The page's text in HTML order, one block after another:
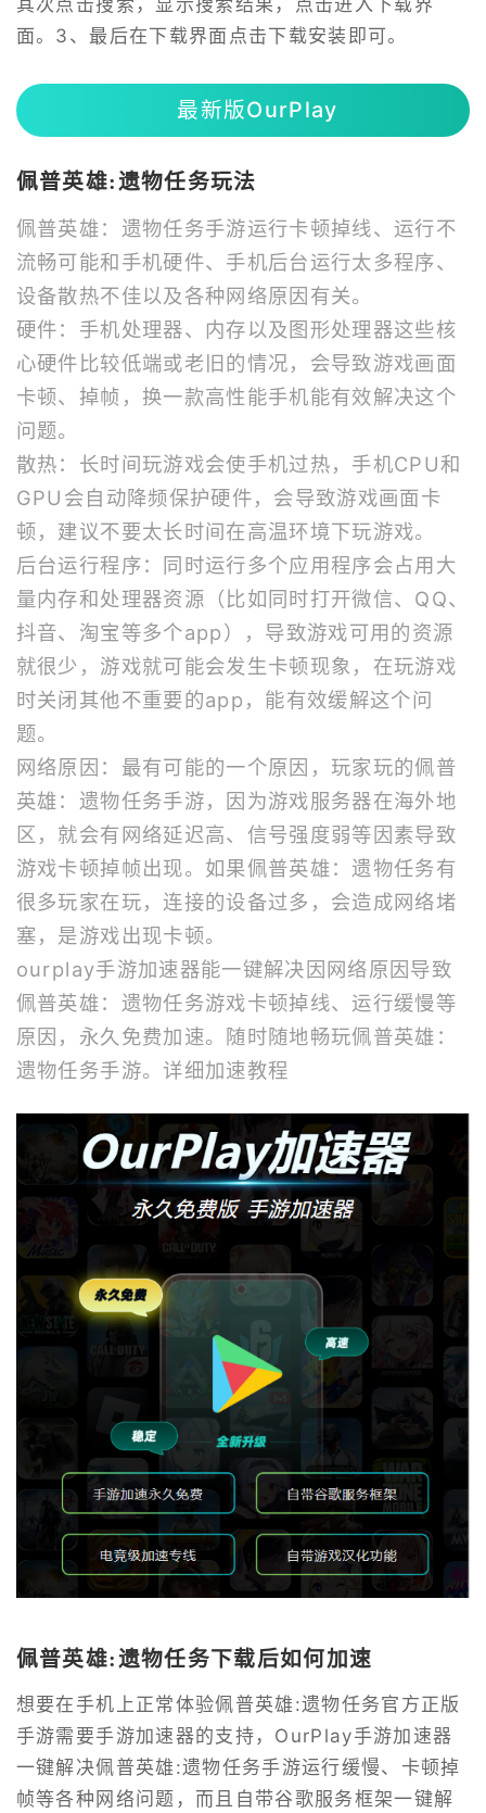
面。3、最后在下载界面点击下载安装即可。
最新版OurPlay
佩普英雄:遗物任务玩法
佩普英雄：遗物任务手游运行卡顿掉线、运行不
流畅可能和手机硬件、手机后台运行太多程序、
设备散热不佳以及各种网络原因有关。
硬件：手机处理器、内存以及图形处理器这些核
心硬件比较低端或老旧的情况，会导致游戏画面
卡顿、掉帧，换一款高性能手机能有效解决这个
问题。
散热：长时间玩游戏会使手机过热，手机CPU和
GPU会自动降频保护硬件，会导致游戏画面卡
顿，建议不要太长时间在高温环境下玩游戏。
后台运行程序：同时运行多个应用程序会占用大
量内存和处理器资源（比如同时打开微信、QQ、
抖音、淘宝等多个app），导致游戏可用的资源
就很少，游戏就可能会发生卡顿现象，在玩游戏
时关闭其他不重要的app，能有效缓解这个问
题。
网络原因：最有可能的一个原因，玩家玩的佩普
英雄：遗物任务手游，因为游戏服务器在海外地
区，就会有网络延迟高、信号强度弱等因素导致
游戏卡顿掉帧出现。如果佩普英雄：遗物任务有
很多玩家在玩，连接的设备过多，会造成网络堵
塞，是游戏出现卡顿。
ourplay手游加速器能一键解决因网络原因导致
佩普英雄：遗物任务游戏卡顿掉线、运行缓慢等
原因，永久免费加速。随时随地畅玩佩普英雄：
遗物任务手游。详细加速教程
佩普英雄:遗物任务下载后如何加速
想要在手机上正常体验佩普英雄:遗物任务官方正版
手游需要手游加速器的支持，OurPlay手游加速器
一键解决佩普英雄:遗物任务手游运行缓慢、卡顿掉
帧等各种网络问题，而且自带谷歌服务框架一键解